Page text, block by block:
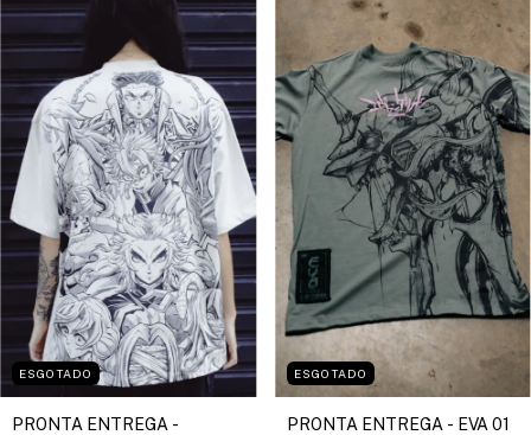
ESGOTADO
PRONTA ENTREGA -
ESGOTADO
PRONTA ENTREGA - EVA 01